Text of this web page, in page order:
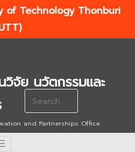
of Technology Thonburi
วิจัย นวัตกรรมและ
and Partnerships Office
Search
for: